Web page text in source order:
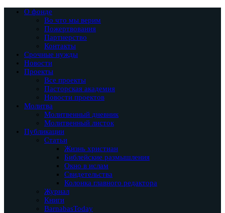
О фонде
Во что мы верим
Пожертвования
Партнерство
Контакты
Срочные нужды
Новости
Проекты
Все проекты
Пасторская академия
Новости проектов
Молитва
Молитвенный дневник
Молитвенный листок
Публикации
Статьи
Жизнь христиан
Библейские размышления
Окно в ислам
Свидетельства
Колонка главного редактора
Журнал
Книги
BarnabasToday